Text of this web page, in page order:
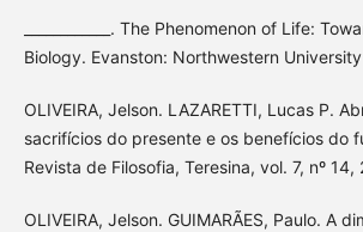
____________. The Phenomenon of Life:
Biology. Evanston: Northwestern
OLIVEIRA, Jelson. LAZARETTI, Lucas P.
sacrifícios do presente e os benefícios do
Revista de Filosofia, Teresina, vol. 7, nº 14,
OLIVEIRA, Jelson. GUIMARÃES, Paulo. A